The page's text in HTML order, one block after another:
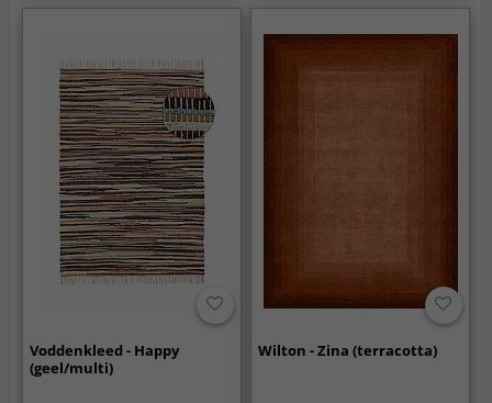
Voddenkleed - Happy
(geel/multi)
Wilton - Zina (terracotta)